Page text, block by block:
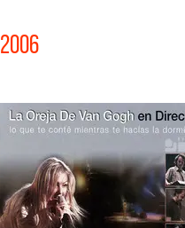
2006